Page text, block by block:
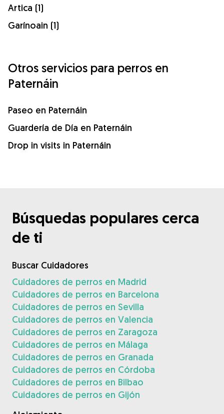
Artica (1)
Garínoain (1)
Otros servicios para perros en
Paternáin
Paseo en Paternáin
Guardería de Día en Paternáin
Drop in visits in Paternáin
Búsquedas populares cerca
de ti
Buscar Cuidadores
Cuidadores de perros en Madrid
Cuidadores de perros en Barcelona
Cuidadores de perros en Sevilla
Cuidadores de perros en Valencia
Cuidadores de perros en Zaragoza
Cuidadores de perros en Málaga
Cuidadores de perros en Granada
Cuidadores de perros en Córdoba
Cuidadores de perros en Bilbao
Cuidadores de perros en Gijón